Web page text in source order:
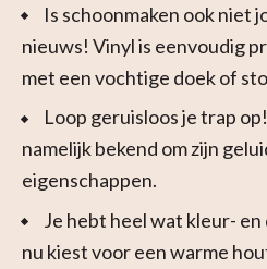
Is schoonmaken ook niet
nieuws! Vinyl is eenvoudig
met een vochtige doek of
Loop geruisloos je trap
namelijk bekend om zijn
eigenschappen.
Je hebt heel wat kleur-
nu kiest voor een warme